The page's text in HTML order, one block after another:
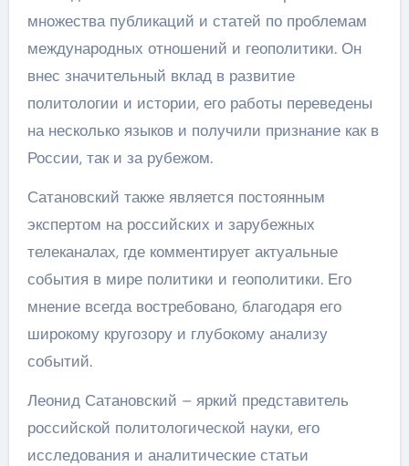
множества публикаций и статей по проблемам
международных отношений и геополитики. Он
внес значительный вклад в развитие
политологии и истории, его работы переведены
на несколько языков и получили признание как в
России, так и за рубежом.
Сатановский также является постоянным
экспертом на российских и зарубежных
телеканалах, где комментирует актуальные
события в мире политики и геополитики. Его
мнение всегда востребовано, благодаря его
широкому кругозору и глубокому анализу
событий.
Леонид Сатановский – яркий представитель
российской политологической науки, его
исследования и аналитические статьи